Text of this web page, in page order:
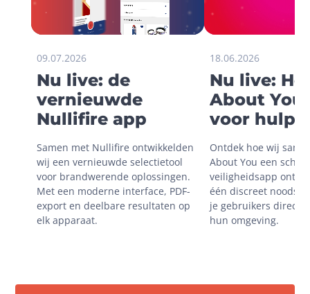
09.07.2026
Nu live: de
vernieuwde
Nullifire app
Samen met Nullifire ontwikkelden
wij een vernieuwde selectietool
voor brandwerende oplossingen.
Met een moderne interface, PDF-
export en deelbare resultaten op
elk apparaat.
18.06.2026
Nu live:
About You
voor hulp
onveilige
situaties
Ontdek hoe wij
About You een
veiligheidsapp
één discreet
je gebruikers direct
hun omgeving.